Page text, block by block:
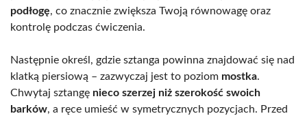
podłogę, co znacznie zwiększa Twoją równowagę oraz
kontrolę podczas ćwiczenia.
Następnie określ, gdzie sztanga powinna znajdować się nad
klatką piersiową – zazwyczaj jest to poziom mostka.
Chwytaj sztangę nieco szerzej niż szerokość swoich
barków, a ręce umieść w symetrycznych pozycjach. Przed